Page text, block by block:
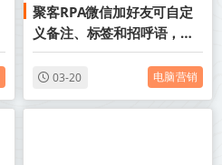
聚客RPA微信加好友可自定
义备注、标签和招呼语，批
量添加好友。
03-20 电脑营销